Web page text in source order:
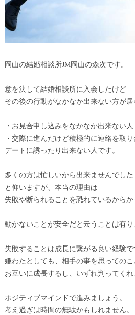
岡山の結婚相談所JM岡山の森次です。
意を決して結婚相談所に入会したけど
その後の行動がなかなか出来ない方が居
・お見合申し込みをなかなか出来ない人
・交際に進んだけど積極的に連絡を取り
デートに誘ったり出来ない人です。
多くの方は忙しいから出来ませんでした
と仰いますが、本当の理由は
失敗や断られることを恐れているから
動かないことが安全だと云うことは有り
失敗することは成長に繋がる良い経験で
嫌わたとしても、相手の事を思ってのこ
お互いに成長するし、いずれ判ってくれ
ポジティブマインドで進みましょう。
考え過ぎは時間の無駄かもしれません。